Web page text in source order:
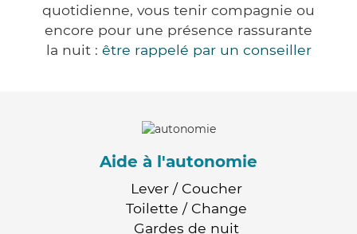
quotidienne, vous tenir compagnie ou
encore pour une présence rassurante
la nuit : être rappelé par un conseiller
Aide à l'autonomie
Lever / Coucher
Toilette / Change
Gardes de nuit